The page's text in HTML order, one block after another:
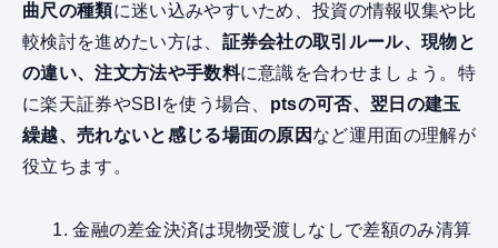
曲尺の種類に迷い込みやすいため、投資の情報収集や比
較検討を進めたい方は、 証券会社の取引ルール、現物と
の違い、注文方法や手数料に意識を合わせましょう。特
に楽天証券やSBIを使う場合、 ptsの可否、翌日の建玉
繰越、売れないと感じる場面の原因 など運用面の理解が
役立ちます。
金融の差金決済は現物受渡しなしで差額のみ清算